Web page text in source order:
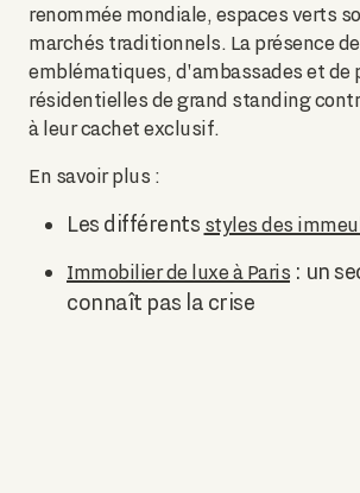
renommée mondiale, espaces verts
marchés traditionnels. La présence
emblématiques, d'ambassades et de
résidentielles de grand standing
à leur cachet exclusif.
En savoir plus :
Les différents styles des
Immobilier de luxe à Paris : un
connaît pas la crise